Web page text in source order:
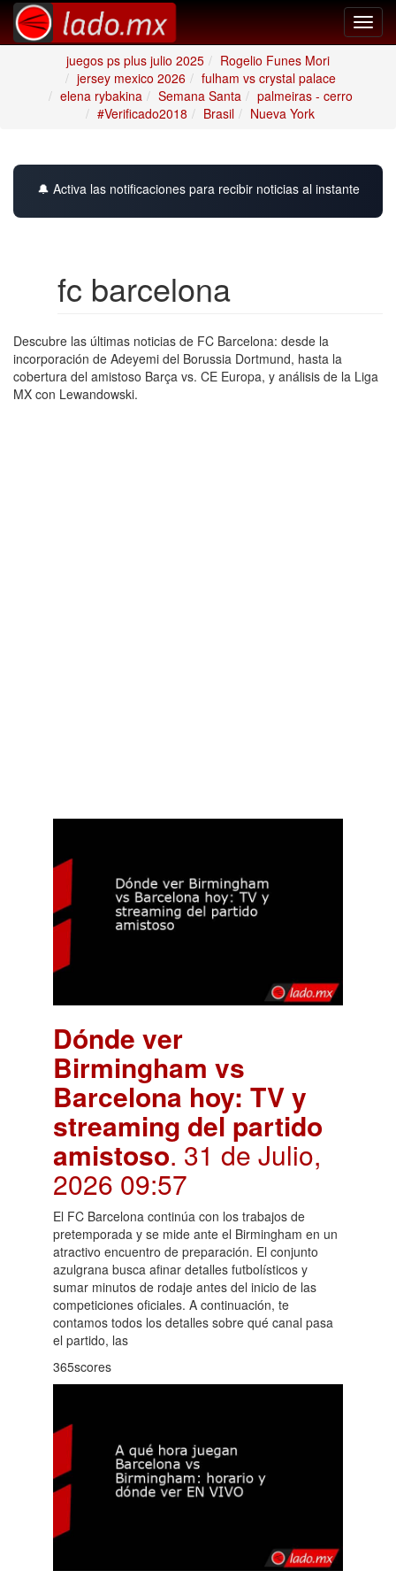
juegos ps plus julio 2025
Rogelio Funes Mori
jersey mexico 2026
fulham vs crystal palace
elena rybakina
Semana Santa
palmeiras - cerro
#Verificado2018
Brasil Nueva York
🔔 Activa las notificaciones para recibir noticias al instante
fc barcelona
Descubre las últimas noticias de FC Barcelona: desde la
incorporación de Adeyemi del Borussia Dortmund, hasta la
cobertura del amistoso Barça vs. CE Europa, y análisis de la Liga
MX con Lewandowski.
Dónde ver
Birmingham vs
Barcelona hoy: TV y
streaming del partido
amistoso. 31 de Julio,
2026 09:57
El FC Barcelona continúa con los trabajos de
pretemporada y se mide ante el Birmingham en un
atractivo encuentro de preparación. El conjunto
azulgrana busca afinar detalles futbolísticos y
sumar minutos de rodaje antes del inicio de las
competiciones oficiales. A continuación, te
contamos todos los detalles sobre qué canal pasa
el partido, las
365scores